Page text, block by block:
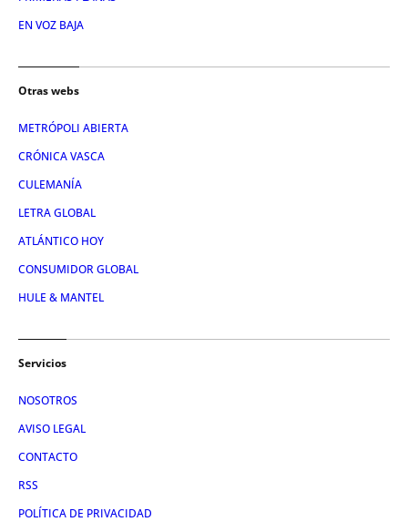
EN VOZ BAJA
Otras webs
METRÓPOLI ABIERTA
CRÓNICA VASCA
CULEMANÍA
LETRA GLOBAL
ATLÁNTICO HOY
CONSUMIDOR GLOBAL
HULE & MANTEL
Servicios
NOSOTROS
AVISO LEGAL
CONTACTO
RSS
POLÍTICA DE PRIVACIDAD